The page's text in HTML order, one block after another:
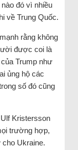
đó vì nhiều
về Trung Quốc.
rằng không
được coi là
Trump như
ủng hộ các
số đó cũng
Kristersson
trường hợp,
Ukraine.